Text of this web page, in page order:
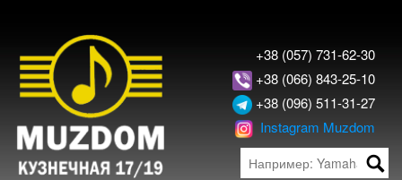
+38 (057) 731-62-30
+38 (066) 843-25-10
+38 (096) 511-31-27
Instagram Muzdom